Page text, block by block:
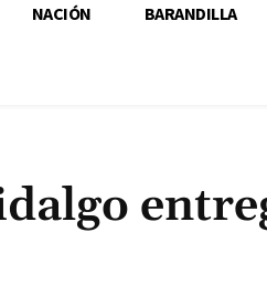
NACIÓN BARANDILLA